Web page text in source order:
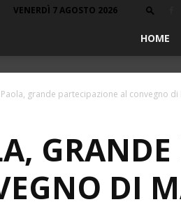
VENERDÌ 7 AGOSTO 2026
HOME
Paola, grande partecipazione al convegno di
DI